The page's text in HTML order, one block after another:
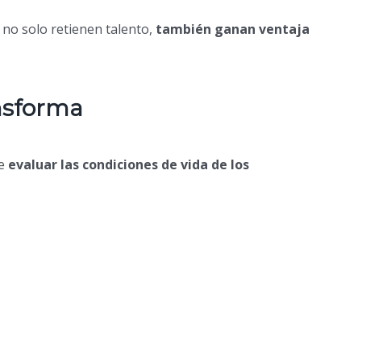
solo retienen talento, también ganan ventaja
evaluar las condiciones de vida de los